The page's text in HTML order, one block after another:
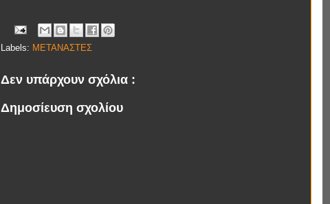
Labels: ΜΕΤΑΝΑΣΤΕΣ
Δεν υπάρχουν σχόλια :
Δημοσίευση σχολίου